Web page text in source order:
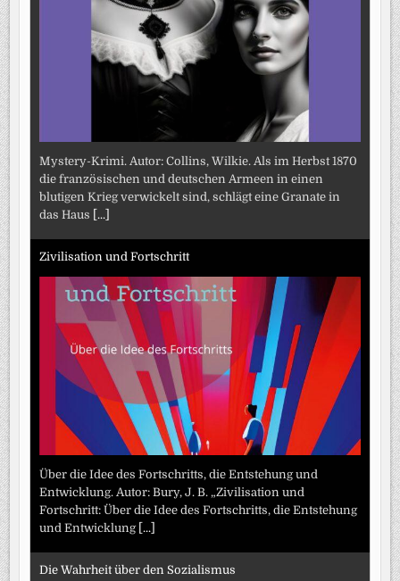
Mystery-Krimi. Autor: Collins, Wilkie. Als im Herbst 1870
die französischen und deutschen Armeen in einen
blutigen Krieg verwickelt sind, schlägt eine Granate in
das Haus [...]
Zivilisation und Fortschritt
Über die Idee des Fortschritts, die Entstehung und
Entwicklung. Autor: Bury, J. B. „Zivilisation und
Fortschritt: Über die Idee des Fortschritts, die Entstehung
und Entwicklung [...]
Die Wahrheit über den Sozialismus